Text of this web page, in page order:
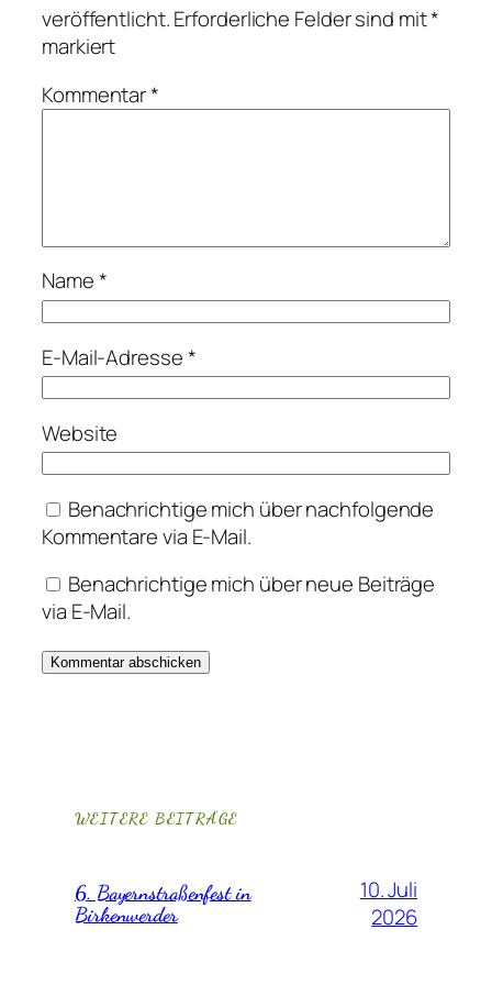
veröffentlicht.Erforderliche Felder sind mit*
markiert
Kommentar*
Name*
E-Mail-Adresse*
Website
Benachrichtige mich über nachfolgende
Kommentare via E-Mail.
Benachrichtige mich über neue Beiträge
via E-Mail.
WEITERE BEITRÄGE
6. Bayernstraßenfest in
Birkenwerder
10. Juli
2026